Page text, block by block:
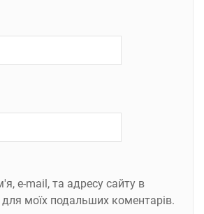
e-mail, та адресу сайту в
для моїх подальших коментарів.